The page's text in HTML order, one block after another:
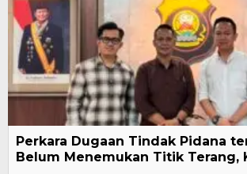
Perkara Dugaan Tindak Pidana
Belum Menemukan Titik Terang,